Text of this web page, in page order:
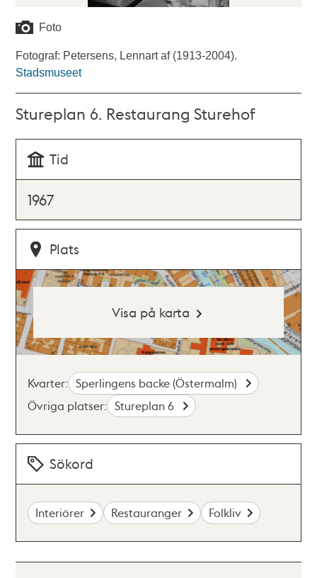
Foto
Fotograf: Petersens, Lennart af (1913-2004).
Stadsmuseet
Stureplan 6. Restaurang Sturehof
Tid
1967
Plats
Visa på karta
Kvarter: Sperlingens backe (Östermalm)
Övriga platser: Stureplan 6
Sökord
Interiörer Restauranger Folkliv